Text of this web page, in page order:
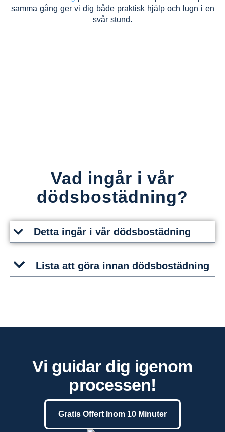
samma gång ger vi dig både praktisk hjälp och lugn i en
svår stund.
Vad ingår i vår
dödsbostädning?
Detta ingår i vår dödsbostädning
Lista att göra innan dödsbostädning
Vi guidar dig igenom
processen!
Gratis Offert Inom 10 Minuter